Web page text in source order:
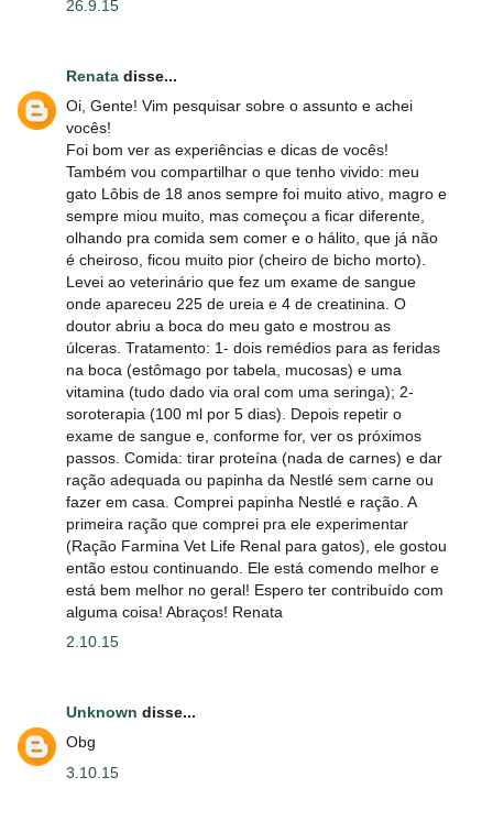
26.9.15
Renata disse...
Oi, Gente! Vim pesquisar sobre o assunto e achei
vocês!
Foi bom ver as experiências e dicas de vocês!
Também vou compartilhar o que tenho vivido: meu
gato Lôbis de 18 anos sempre foi muito ativo, magro e
sempre miou muito, mas começou a ficar diferente,
olhando pra comida sem comer e o hálito, que já não
é cheiroso, ficou muito pior (cheiro de bicho morto).
Levei ao veterinário que fez um exame de sangue
onde apareceu 225 de ureia e 4 de creatinina. O
doutor abriu a boca do meu gato e mostrou as
úlceras. Tratamento: 1- dois remédios para as feridas
na boca (estômago por tabela, mucosas) e uma
vitamina (tudo dado via oral com uma seringa); 2-
soroterapia (100 ml por 5 dias). Depois repetir o
exame de sangue e, conforme for, ver os próximos
passos. Comida: tirar proteína (nada de carnes) e dar
ração adequada ou papinha da Nestlé sem carne ou
fazer em casa. Comprei papinha Nestlé e ração. A
primeira ração que comprei pra ele experimentar
(Ração Farmina Vet Life Renal para gatos), ele gostou
então estou continuando. Ele está comendo melhor e
está bem melhor no geral! Espero ter contribuído com
alguma coisa! Abraços! Renata
2.10.15
Unknown disse...
Obg
3.10.15